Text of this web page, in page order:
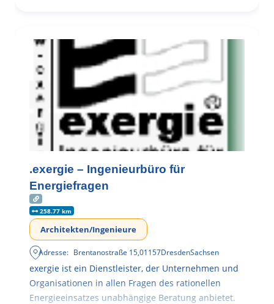
.exergie – Ingenieurbüro für
Energiefragen
258.77 km
Architekten/Ingenieure
Adresse: Brentanostraße 15,01157DresdenSachsen
exergie ist ein Dienstleister, der Unternehmen und
Organisationen in allen Fragen des rationellen
Energieeinsatzes unabhängige Beratung anbietet.